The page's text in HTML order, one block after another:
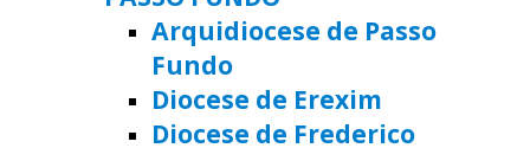
Arquidiocese de Passo
Fundo
Diocese de Erexim
Diocese de Frederico